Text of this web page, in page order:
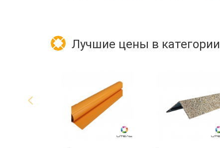
Лучшие цены в категории